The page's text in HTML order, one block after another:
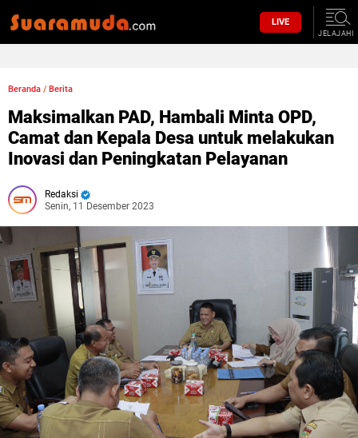
LIVE
JELAJAHI
Beranda / Berita
Maksimalkan PAD, Hambali Minta OPD,
Camat dan Kepala Desa untuk melakukan
Inovasi dan Peningkatan Pelayanan
Redaksi
Senin, 11 Desember 2023